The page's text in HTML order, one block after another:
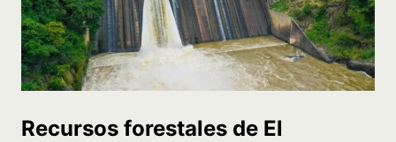
Recursos forestales de El